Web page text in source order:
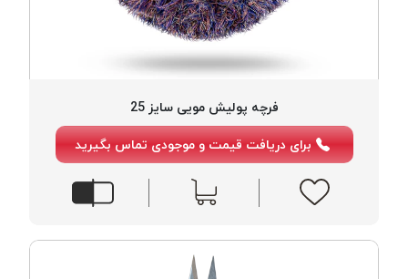
فرچه پولیش مویی سایز 25
برای دریافت قیمت و موجودی تماس بگیرید